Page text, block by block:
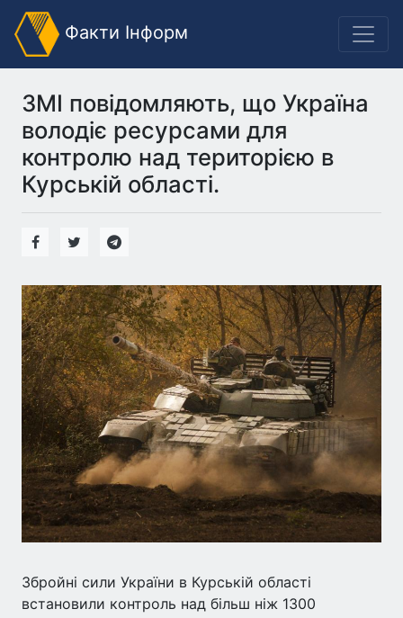
Факти Інформ
ЗМІ повідомляють, що Україна
володіє ресурсами для
контролю над територією в
Курській області.
Збройні сили України в Курській області
встановили контроль над більш ніж 1300